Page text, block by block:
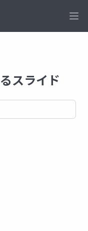
スライド